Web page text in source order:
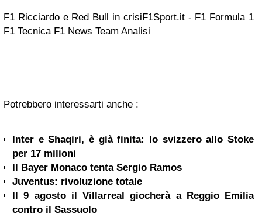
F1 Ricciardo e Red Bull in crisiF1Sport.it - F1 Formula 1
F1 Tecnica F1 News Team Analisi
Potrebbero interessarti anche :
Inter e Shaqiri, è già finita: lo svizzero allo Stoke
per 17 milioni
Il Bayer Monaco tenta Sergio Ramos
Juventus: rivoluzione totale
Il 9 agosto il Villarreal giocherà a Reggio Emilia
contro il Sassuolo